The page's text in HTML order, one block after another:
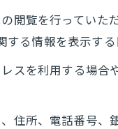
閲覧を行ってい
する情報を表示す
スを利用する場
住所、電話番号